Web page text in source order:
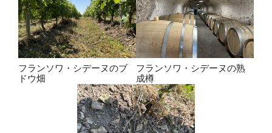
フランソワ・シデーヌのブ
ドウ畑
フランソワ・シデーヌの熟
成樽